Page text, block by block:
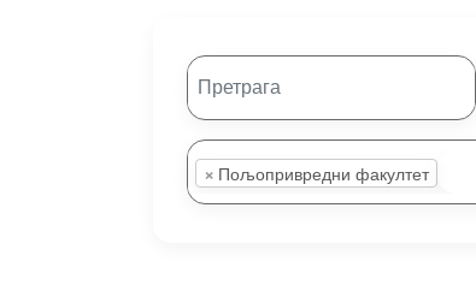
× Пољопривредни факултет